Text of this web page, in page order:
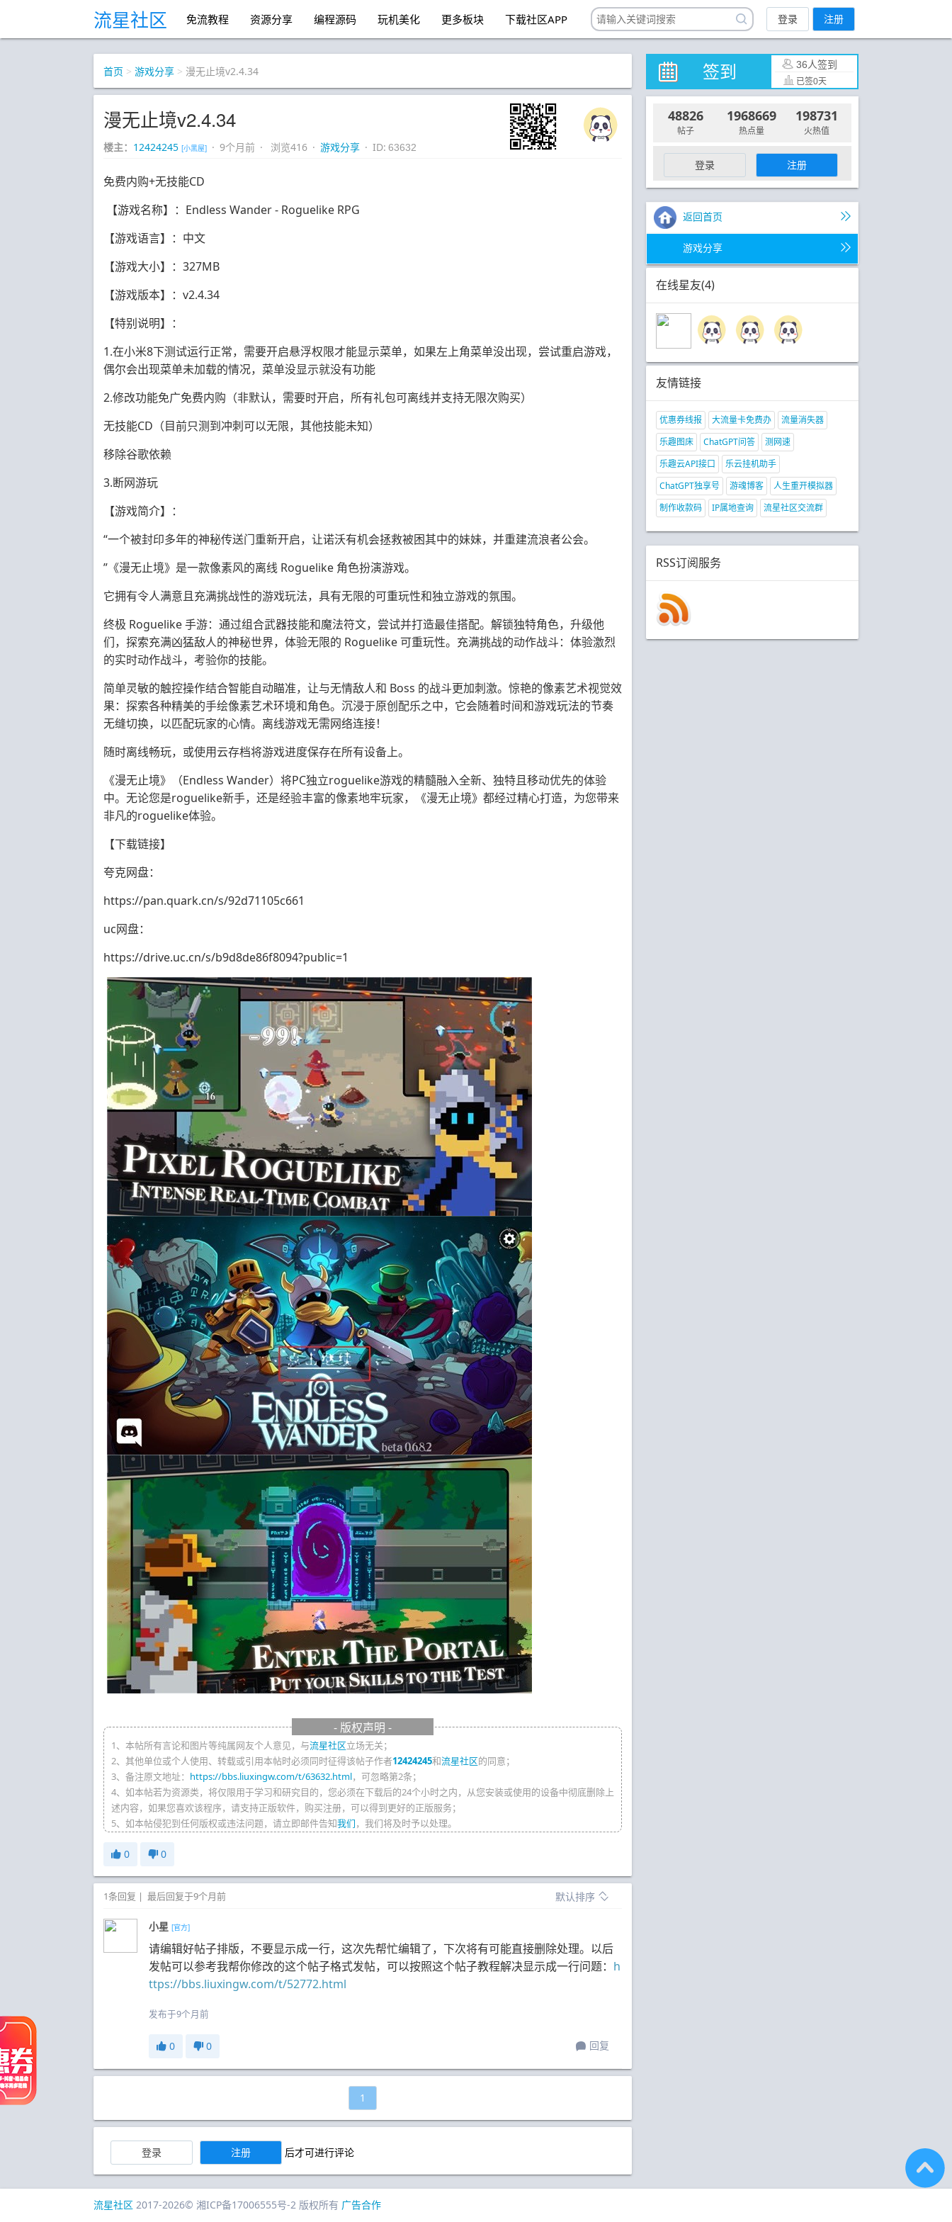
流星社区 免流教程 资源分享 编程源码 玩机美化 更多板块 下载社区APP 登录 注册
首页 > 游戏分享 > 漫无止境v2.4.34
漫无止境v2.4.34
楼主： 12424245 [小黑屋] · 9个月前 · 浏览416 · 游戏分享 · ID: 63632
免费内购+无技能CD
【游戏名称】：Endless Wander - Roguelike RPG
【游戏语言】：中文
【游戏大小】：327MB
【游戏版本】：v2.4.34
【特别说明】：
1.在小米8下测试运行正常，需要开启悬浮权限才能显示菜单，如果左上角菜单没出现，尝试重启游戏，
偶尔会出现菜单未加载的情况，菜单没显示就没有功能
2.修改功能免广免费内购（非默认，需要时开启，所有礼包可离线并支持无限次购买）
无技能CD（目前只测到冲刺可以无限，其他技能未知）
移除谷歌依赖
3.断网游玩
【游戏简介】：
“一个被封印多年的神秘传送门重新开启，让诺沃有机会拯救被困其中的妹妹，并重建流浪者公会。
”《漫无止境》是一款像素风的离线 Roguelike 角色扮演游戏。
它拥有令人满意且充满挑战性的游戏玩法，具有无限的可重玩性和独立游戏的氛围。
终极 Roguelike 手游：通过组合武器技能和魔法符文，尝试并打造最佳搭配。解锁独特角色，升级他
们，探索充满凶猛敌人的神秘世界，体验无限的 Roguelike 可重玩性。充满挑战的动作战斗：体验激烈
的实时动作战斗，考验你的技能。
简单灵敏的触控操作结合智能自动瞄准，让与无情敌人和 Boss 的战斗更加刺激。惊艳的像素艺术视觉效
果：探索各种精美的手绘像素艺术环境和角色。沉浸于原创配乐之中，它会随着时间和游戏玩法的节奏
无缝切换，以匹配玩家的心情。离线游戏无需网络连接！
随时离线畅玩，或使用云存档将游戏进度保存在所有设备上。
《漫无止境》（Endless Wander）将PC独立roguelike游戏的精髓融入全新、独特且移动优先的体验
中。无论您是roguelike新手，还是经验丰富的像素地牢玩家，《漫无止境》都经过精心打造，为您带来
非凡的roguelike体验。
【下载链接】
夸克网盘：
https://pan.quark.cn/s/92d71105c661
uc网盘：
https://drive.uc.cn/s/b9d8de86f8094?public=1
- 版权声明 -
1、本帖所有言论和图片等纯属网友个人意见，与流星社区立场无关；
2、其他单位或个人使用、转载或引用本帖时必须同时征得该帖子作者12424245和流星社区的同意；
3、备注原文地址： https://bbs.liuxingw.com/t/63632.html，可忽略第2条；
4、如本帖若为资源类，将仅限用于学习和研究目的，您必须在下载后的24个小时之内，从您安装或使用的设备中彻底删除上
述内容，如果您喜欢该程序，请支持正版软件，购买注册，可以得到更好的正版服务；
5、如本帖侵犯到任何版权或违法问题，请立即邮件告知我们，我们将及时予以处理。
0 0
1条回复 | 最后回复于9个月前 默认排序
小星 [官方]
请编辑好帖子排版，不要显示成一行，这次先帮忙编辑了，下次将有可能直接删除处理。以后
发帖可以参考我帮你修改的这个帖子格式发帖，可以按照这个帖子教程解决显示成一行问题： h
ttps://bbs.liuxingw.com/t/52772.html
发布于9个月前
0 0 回复
1
登录 注册 后才可进行评论
签到 36人签到
已签0天
48826
帖子
1968669
热点量
198731
火热值
登录 注册
返回首页
游戏分享
在线星友(4)
友情链接
优惠券线报 大流量卡免费办
流量消失器
乐趣图床
ChatGPT问答
测网速
乐趣云API接口
乐云挂机助手
ChatGPT独享号
游魂博客
人生重开模拟器
制作收款码
IP属地查询 流星社区交流群
RSS订阅服务
流星社区 2017-2026© 湘ICP备17006555号-2 版权所有 广告合作